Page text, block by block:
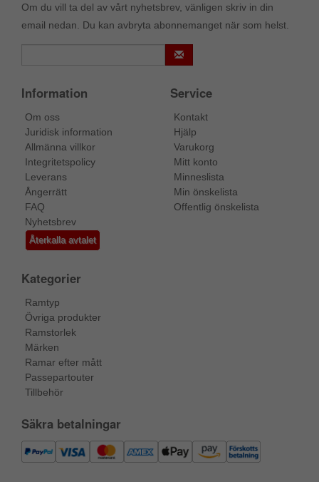
Om du vill ta del av vårt nyhetsbrev, vänligen skriv in din
email nedan. Du kan avbryta abonnemanget när som helst.
Information
Om oss
Juridisk information
Allmänna villkor
Integritetspolicy
Leverans
Ångerrätt
FAQ
Nyhetsbrev
Återkalla avtalet
Service
Kontakt
Hjälp
Varukorg
Mitt konto
Minneslista
Min önskelista
Offentlig önskelista
Kategorier
Ramtyp
Övriga produkter
Ramstorlek
Märken
Ramar efter mått
Passepartouter
Tillbehör
Säkra betalningar